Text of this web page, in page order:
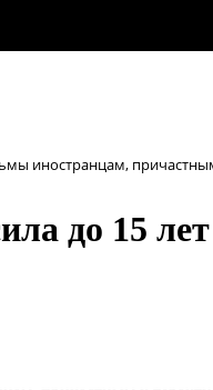
иностранцам,
до 15